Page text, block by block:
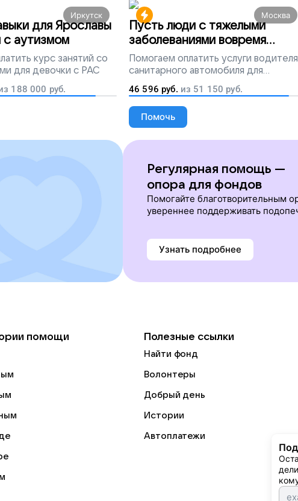
Иркутск
для Ярославы
с аутизмом
курс занятий со
для девочки с РАС
188 000 руб.
Москва
Пусть люди с тяжелыми
заболеваниями вовремя
попадут на лечение
Помогаем оплатить услуги водителя
санитарного автомобиля для
перевозки тяжелобольных людей
46 596 руб. из 51 150 руб.
Помочь
Регулярная помощь —
опора для фондов
Помогайте благотворительным
увереннее поддерживать
Узнать подробнее
помощи Полезные ссылки
Найти фонд
Волонтеры
Добрый день
Истории
Автоплатежи